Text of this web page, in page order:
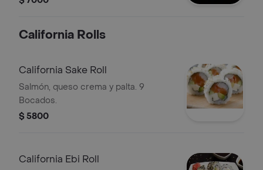
California Rolls
California Sake Roll
Salmón, queso crema y palta. 9
Bocados.
$ 5800
California Ebi Roll